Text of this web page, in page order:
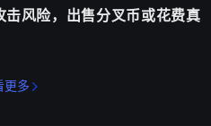
风险，出售分叉币或花费真
更多